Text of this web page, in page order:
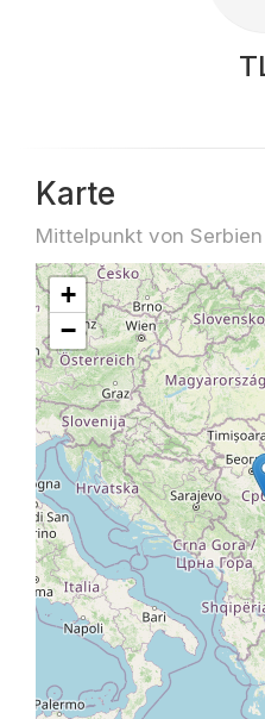
Karte
Mittelpunkt von Serbien
+
−